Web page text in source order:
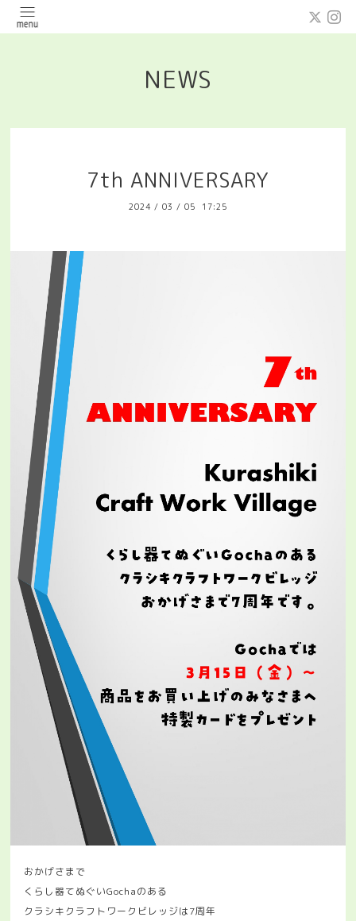
NEWS
7th ANNIVERSARY
2024 / 03 / 05 17:25
おかげさまで
くらし器てぬぐいGochaのある
クラシキクラフトワークビレッジは7周年